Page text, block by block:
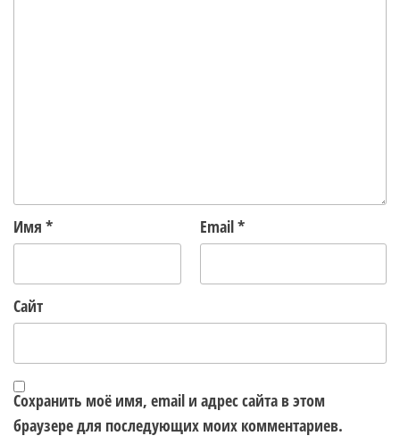
Имя * Email*
Сайт
Сохранить моё имя, email и адрес сайта в этом
браузере для последующих моих комментариев.